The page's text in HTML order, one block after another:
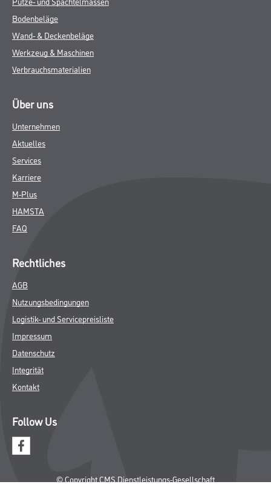
Bodenbeläge
Wand- & Deckenbeläge
Werkzeug & Maschinen
Verbrauchsmaterialien
Über uns
Unternehmen
Aktuelles
Services
Karriere
M-Plus
HAMSTA
FAQ
Rechtliches
AGB
Nutzungsbedingungen
Logistik- und Servicepreisliste
Impressum
Datenschutz
Integrität
Kontakt
Follow Us
© Copyright CMS Dienstleistungs-Gesellschaft